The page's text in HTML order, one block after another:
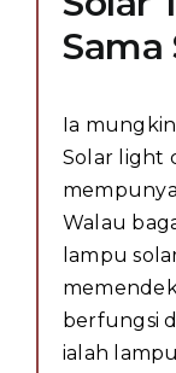
Sama
Ia
Solar light
Walau
lampu
berfungsi
ialah